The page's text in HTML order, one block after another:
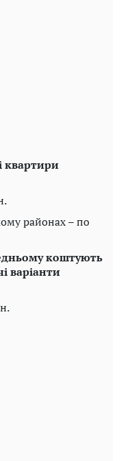
квартири
районах – по
коштують
варіанти